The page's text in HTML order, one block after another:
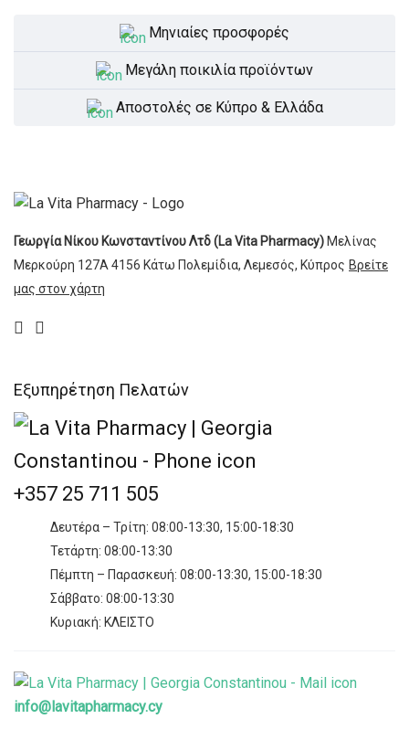
Doppelherz
Dr Brown's
Elgydium
Eludril
Galenic
Health Aid
InterMed
Korres
Lanes
La Roche-Posay
Mundipharma
Mustela
Nestlé
Μηνιαίες προσφορές
Μεγάλη ποικιλία προϊόντων
Αποστολές σε Κύπρο & Ελλάδα
Γεωργία Νίκου Κωνσταντίνου Λτδ (La Vita Pharmacy) Μελίνας
Μερκούρη 127Α 4156 Κάτω Πολεμίδια, Λεμεσός, Κύπρος Βρείτε
μας στον χάρτη
Εξυπηρέτηση Πελατών
+357 25 711 505
Δευτέρα – Τρίτη: 08:00-13:30, 15:00-18:30
Τετάρτη: 08:00-13:30
Πέμπτη – Παρασκευή: 08:00-13:30, 15:00-18:30
Σάββατο: 08:00-13:30
Κυριακή: ΚΛΕΙΣΤΟ
info@lavitapharmacy.cy